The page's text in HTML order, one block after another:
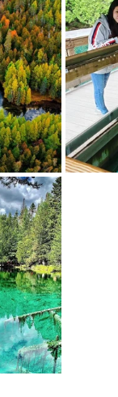
맛집/여행지
맛집/여행지
맛집/여행지